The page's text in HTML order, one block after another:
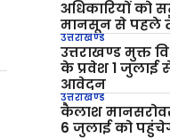
अधिकारियों को
मानसून से पहले
उत्तराखण्ड
उत्तराखण्ड मुक्त
के प्रवेश 1 जुलाई
आवेदन
उत्तराखण्ड
कैलाश मानसरोवर
6 जुलाई को